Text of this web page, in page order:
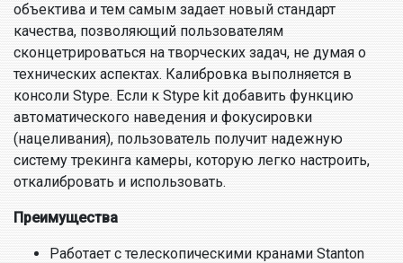
объектива и тем самым задает новый стандарт
качества, позволяющий пользователям
сконцетрироваться на творческих задач, не думая о
технических аспектах. Калибровка выполняется в
консоли Stype. Если к Stype kit добавить функцию
автоматического наведения и фокусировки
(нацеливания), пользователь получит надежную
систему трекинга камеры, которую легко настроить,
откалибровать и использовать.
Преимущества
Работает с телескопическими кранами Stanton